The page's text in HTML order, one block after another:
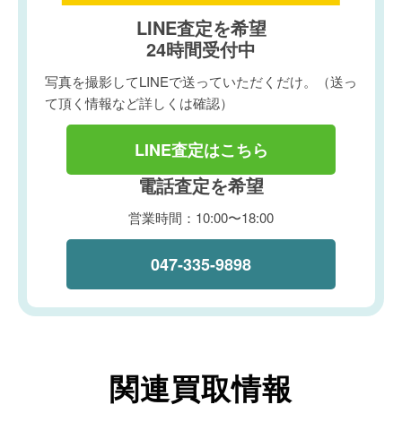
LINE査定を希望
24時間受付中
写真を撮影してLINEで送っていただくだけ。（送っ
て頂く情報など詳しくは確認）
LINE査定はこちら
電話査定を希望
営業時間：10:00〜18:00
047-335-9898
関連買取情報